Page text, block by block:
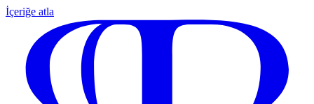
İçeriğe atla